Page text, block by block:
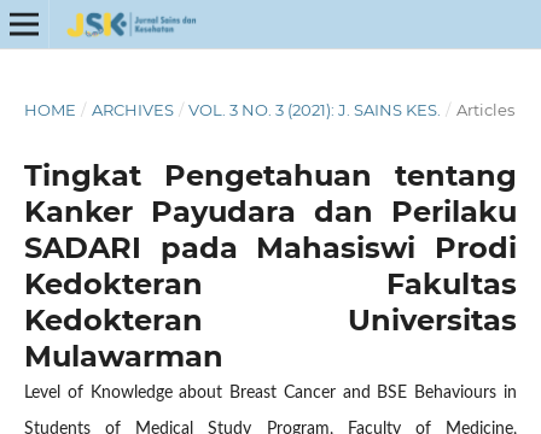
HOME / ARCHIVES / VOL. 3 NO. 3 (2021): J. SAINS KES. / Articles
Tingkat Pengetahuan tentang
Kanker Payudara dan Perilaku
SADARI pada Mahasiswi Prodi
Kedokteran Fakultas
Kedokteran Universitas
Mulawarman
Level of Knowledge about Breast Cancer and BSE Behaviours in
Students of Medical Study Program, Faculty of Medicine,